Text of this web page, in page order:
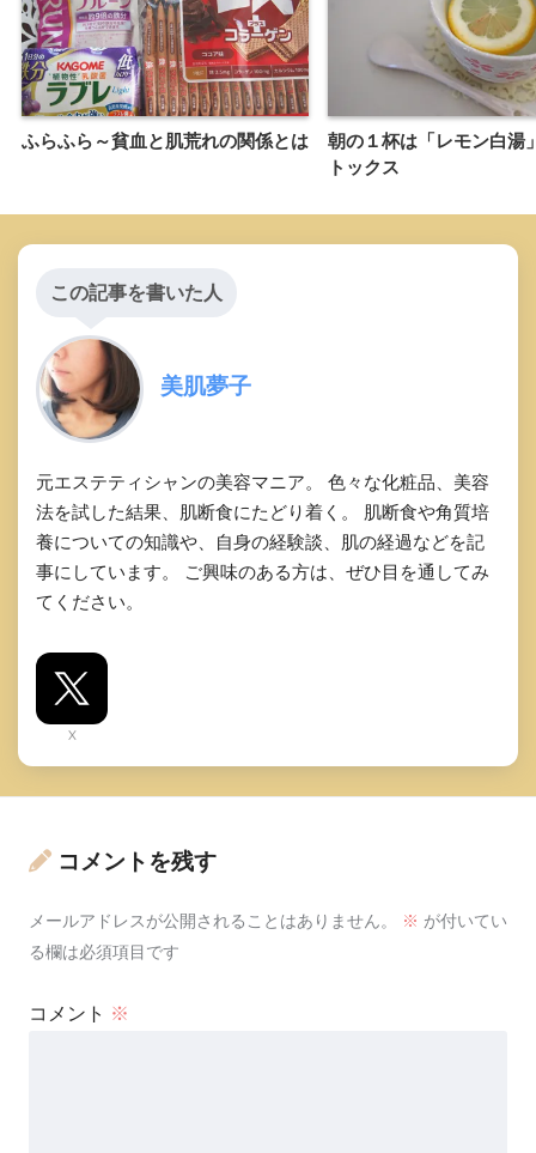
ふらふら～貧血と肌荒れの関係とは
朝の１杯は「レモン白湯
トックス
この記事を書いた人
美肌夢子
元エステティシャンの美容マニア。 色々な化粧品、美容
法を試した結果、肌断食にたどり着く。 肌断食や角質培
養についての知識や、自身の経験談、肌の経過などを記
事にしています。 ご興味のある方は、ぜひ目を通してみ
てください。
X
コメントを残す
メールアドレスが公開されることはありません。 ※ が付いてい
る欄は必須項目です
コメント ※